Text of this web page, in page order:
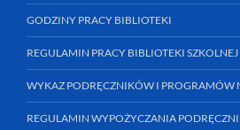
GODZINY PRACY BIBLIOTEKI
REGULAMIN PRACY BIBLIOTEKI SZKOLNEJ
WYKAZ PODRĘCZNIKÓW I PROGRAMÓW
REGULAMIN WYPOŻYCZANIA